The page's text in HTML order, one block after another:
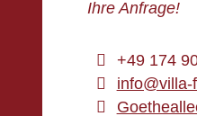
Ihre Anfrage!
+49 174